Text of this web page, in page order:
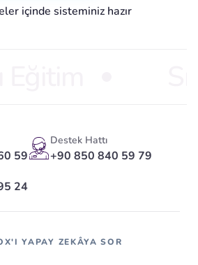
içinde sisteminiz hazır
YAPAY ZEKÂYA SOR
59
Destek Hattı
+90 850 840 59 79
24